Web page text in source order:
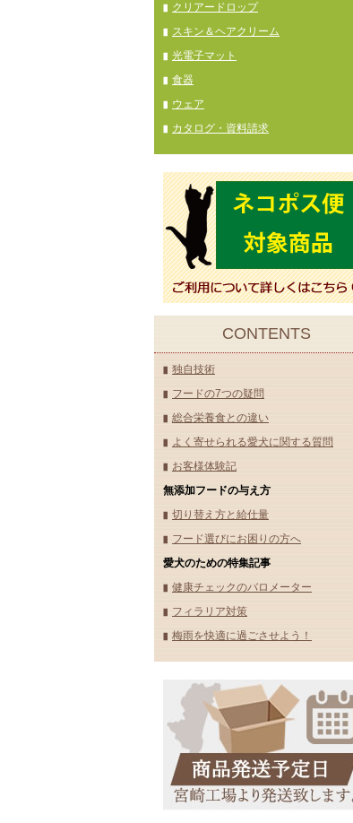
クリアードロップ
スキン＆ヘアクリーム
光電子マット
食器
ウェア
カタログ・資料請求
CONTENTS
独自技術
フードの7つの疑問
総合栄養食との違い
よく寄せられる愛犬に関する質問
お客様体験記
無添加フードの与え方
切り替え方と給仕量
フード選びにお困りの方へ
愛犬のための特集記事
健康チェックのバロメーター
フィラリア対策
梅雨を快適に過ごさせよう！